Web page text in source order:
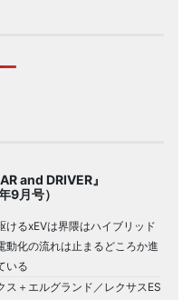
and DRIVER』
9月号）
けるxEVは界隈はハイブリッド
動化の流れは止まるどころか進
いる
ス＋エルグランド／レクサスES